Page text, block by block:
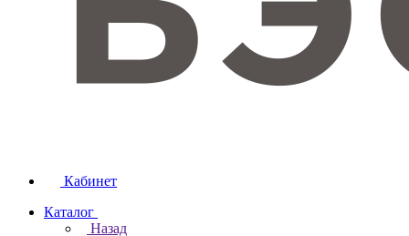
Кабинет
Каталог
Назад